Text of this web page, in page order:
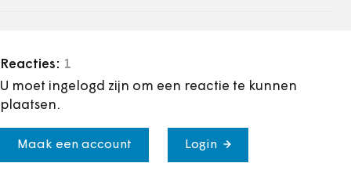
Reacties: 1
U moet ingelogd zijn om een reactie te kunnen
plaatsen.
Maak een account Login